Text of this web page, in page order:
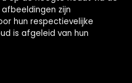
zijn
hun respectievelijke
is afgeleid van hun